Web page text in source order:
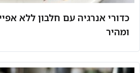
כדורי אנרגיה עם חלבון ללא
ומהיר